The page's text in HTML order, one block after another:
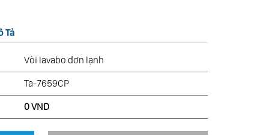
Tả
Vòi lavabo đơn lạnh
Ta-7659CP
0 VND